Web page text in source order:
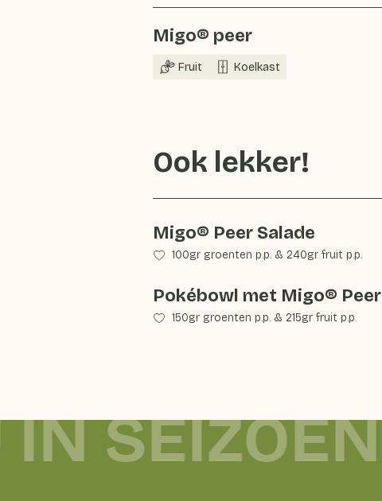
Migo® peer
Fruit Koelkast
Ook lekker!
Migo® Peer Salade
100gr groenten p.p. & 240gr fruit p.p.
Pokébowl met Migo® Peer
150gr groenten p.p. & 215gr fruit p.p.
SEIZOEN